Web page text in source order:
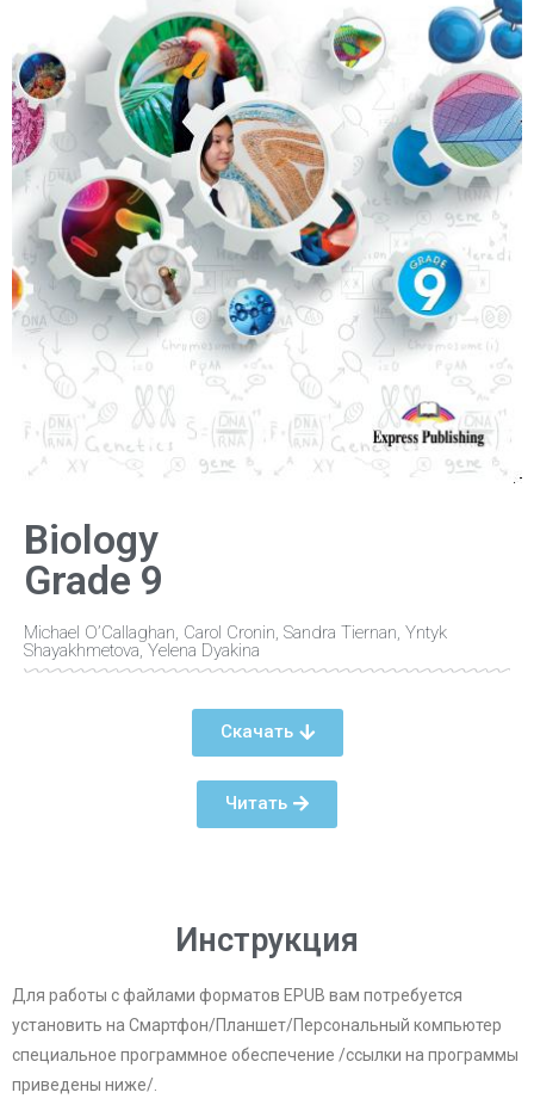
Biology
Grade 9
Michael O’Callaghan, Carol Cronin, Sandra Tiernan, Yntyk
Shayakhmetova, Yelena Dyakina
Скачать
Читать
Инструкция
Для работы с файлами форматов EPUB вам потребуется
установить на Смартфон/Планшет/Персональный компьютер
специальное программное обеспечение /ссылки на программы
приведены ниже/.